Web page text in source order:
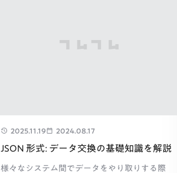
2025.11.19 2024.08.17
JSON 形式: データ交換の基礎知識を解説
様々なシステム間でデータをやり取りする際